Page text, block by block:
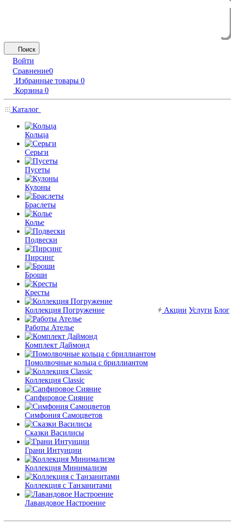
Поиск
Войти
Сравнение0
Избранные товары 0
Корзина 0
Каталог
Кольца
Серьги
Пусеты
Кулоны
Браслеты
Колье
Подвески
Пирсинг
Броши
Кресты
Коллекция Погружение
Работы Ателье
Комплект Даймонд
Помолвочные кольца с бриллиантом
Коллекция Classic
Сапфировое Сияние
Симфония Самоцветов
Сказки Василисы
Грани Интуиции
Коллекция Минимализм
Коллекция с Танзанитами
Лавандовое Настроение
Акции Услуги Блог